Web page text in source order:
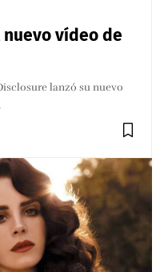
vídeo de
lanzó su nuevo